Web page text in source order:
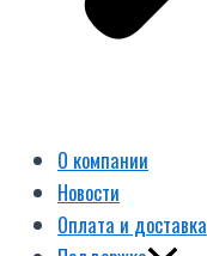
О компании
Новости
Оплата и доставка